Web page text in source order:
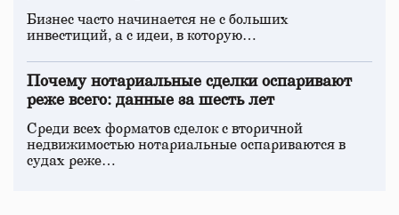
Бизнес часто начинается не с больших
инвестиций, а с идеи, в которую…
Почему нотариальные сделки оспаривают
реже всего: данные за шесть лет
Среди всех форматов сделок с вторичной
недвижимостью нотариальные оспариваются в
судах реже…